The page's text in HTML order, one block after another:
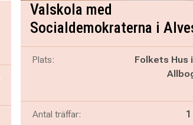
Valskola med
Socialdemokraterna i
Plats:
Folkets Hus
Antal träffar: